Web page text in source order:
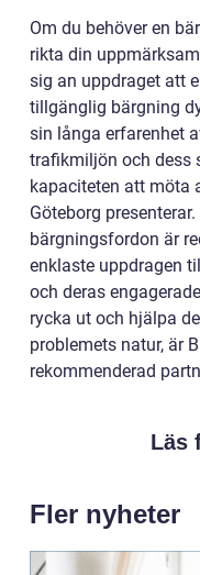
Om du behöver en
rikta din
sig an uppdraget att
tillgänglig bärgning
sin långa erfarenhet
trafikmiljön och dess
kapaciteten att möta
Göteborg
bärgningsfordon är
enklaste uppdragen
och deras
rycka ut och hjälpa
problemets natur, är
rekommenderad
Läs
Fler nyheter